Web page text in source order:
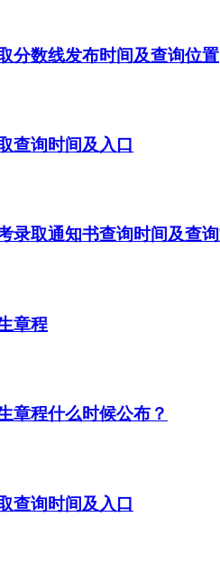
分数线发布时间及查询位置
查询时间及入口
录取通知书查询时间及查
章程
章程什么时候公布？
查询时间及入口